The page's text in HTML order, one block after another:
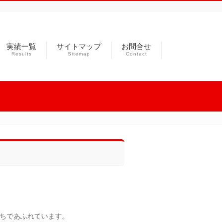
実績一覧
Results
サイトマップ
Sitemap
お問合せ
Contact
であふれています。